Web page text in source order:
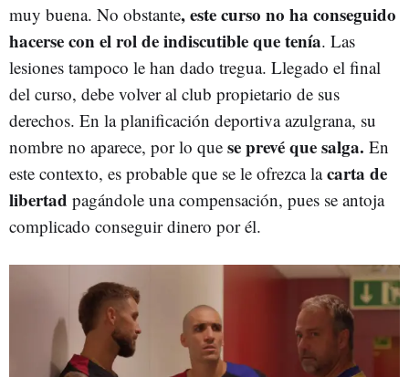
muy buena. No obstante, este curso no ha conseguido
hacerse con el rol de indiscutible que tenía. Las
lesiones tampoco le han dado tregua. Llegado el final
del curso, debe volver al club propietario de sus
derechos. En la planificación deportiva azulgrana, su
nombre no aparece, por lo que se prevé que salga. En
este contexto, es probable que se le ofrezca lacarta de
libertad pagándole una compensación, pues se antoja
complicado conseguir dinero por él.